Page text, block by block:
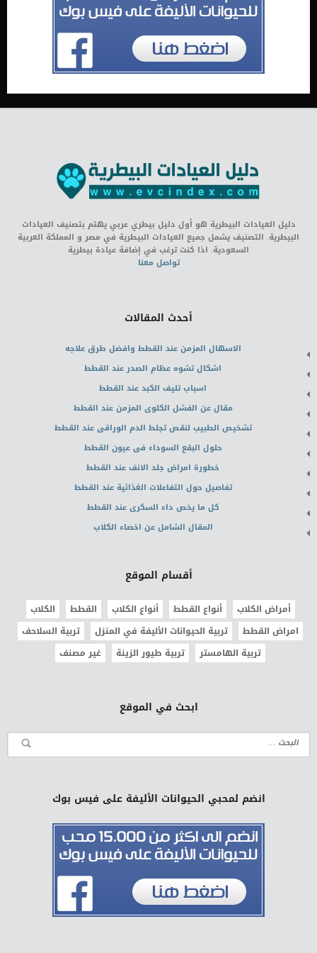
دليل العيادات البيطرية هو أول دليل بيطري عربي يهتم بتصنيف العيادات
البيطرية. التصنيف يشمل جميع العيادات البيطرية في مصر و المملكة العربية
السعودية. اذا كنت ترغب في إضافة عيادة بيطرية
تواصل معنا
أحدث المقالات
الاسهال المزمن عند القطط وافضل طرق علاجه
اشكال تشوه عظام الصدر عند القطط
اسباب تليف الكبد عند القطط
مقال عن الفشل الكلوى المزمن عند القطط
تشخيص الطبيب لنقص تجلط الدم الوراقى عند القطط
حلول البقع السوداء فى عيون القطط
خطورة امراض جلد الانف عند القطط
تفاصيل حول التفاعلات الغذائية عند القطط
كل ما يخص داء السكرى عند القطط
المقال الشامل عن اخصاء الكلاب
أقسام الموقع
أمراض الكلاب أنواع القطط أنواع الكلاب القطط
الكلاب
امراض القطط
تربية الحيوانات الأليفة في المنزل
تربية السلاحف
تربية الهامستر
تربية طيور الزينة غير مصنف
ابحث في الموقع
انضم لمحبي الحيوانات الأليفة على فيس بوك